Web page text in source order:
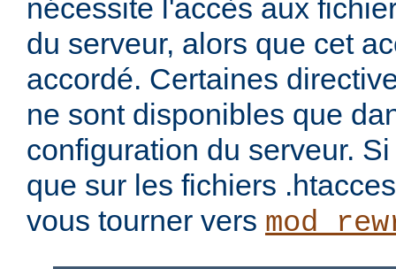
nécessite l'accès aux
du serveur, alors que cet
accordé. Certaines
ne sont disponibles que
configuration du serveur.
que sur les fichiers
vous tourner vers